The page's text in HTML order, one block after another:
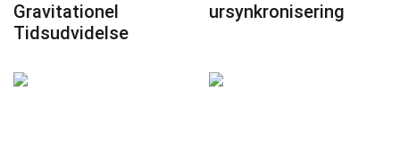
Gravitationel
Tidsudvidelse
ursynkronisering